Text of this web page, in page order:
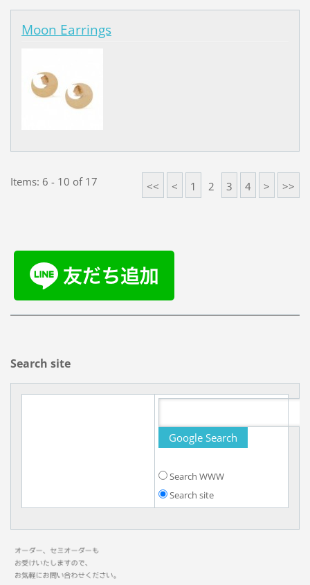
Moon Earrings
Items: 6 - 10 of 17 << < 1 2 3 4 > >>
Search site
Search WWW
Search site